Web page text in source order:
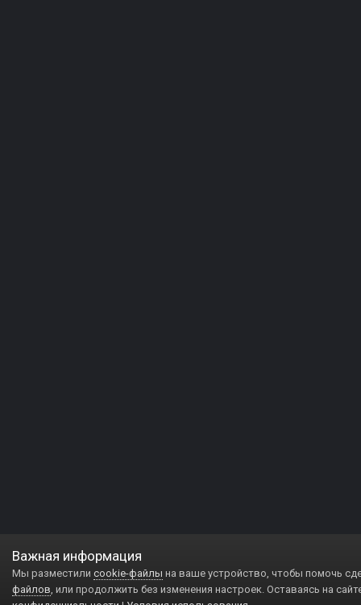
Важная информация
Мы разместили cookie-файлы на ваше устройство, чтобы помочь
файлов, или продолжить без изменения настроек. Оставаясь на